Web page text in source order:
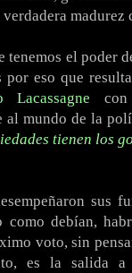
madurez
tenemos el poder
por eso que
Lacassagne
al mundo de la
tienen los
sus
como debían,
voto, sin
es la salida